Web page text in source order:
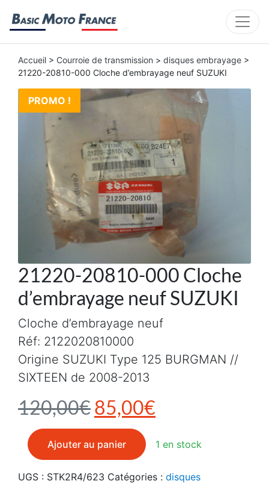
Accueil > Courroie de transmission > disques embrayage >
21220-20810-000 Cloche d’embrayage neuf SUZUKI
PROMO !
21220-20810-000 Cloche
d’embrayage neuf SUZUKI
120,00€Le prix initial était :
85,00€
Cloche d’embrayage neuf
Réf: 2122020810000
Origine SUZUKI Type 125 BURGMAN //
SIXTEEN de 2008-2013
1 en stock
quantité de 21220-20810-000 Cloche d'embrayage
Ajouter au panier
UGS : STK2R4/623 Catégories : disques